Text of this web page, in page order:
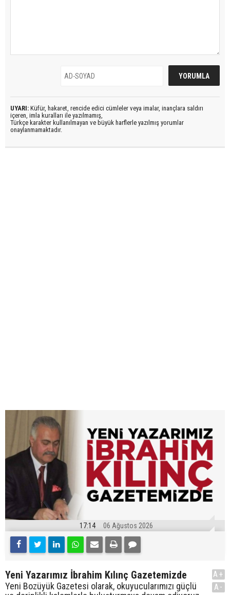
UYARI: Küfür, hakaret, rencide edici cümleler veya imalar, inançlara saldırı
içeren, imla kuralları ile yazılmamış,
Türkçe karakter kullanılmayan ve büyük harflerle yazılmış yorumlar
onaylanmamaktadır.
17:14 06 Ağustos 2026
Yeni Yazarımız İbrahim Kılınç Gazetemizde
Yeni Bozüyük Gazetesi olarak, okuyucularımızı güçlü
A+
A-